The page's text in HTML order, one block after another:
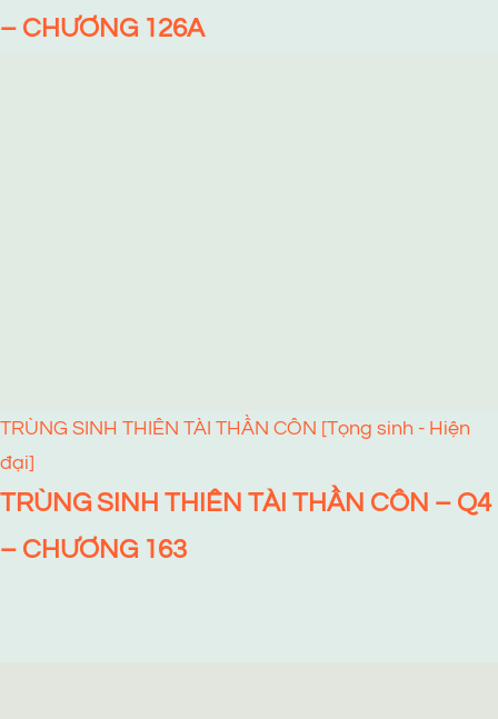
– CHƯƠNG 126A
TRÙNG SINH THIÊN TÀI THẦN CÔN [Tọng sinh - Hiện
đại]
TRÙNG SINH THIÊN TÀI THẦN CÔN – Q4
– CHƯƠNG 163